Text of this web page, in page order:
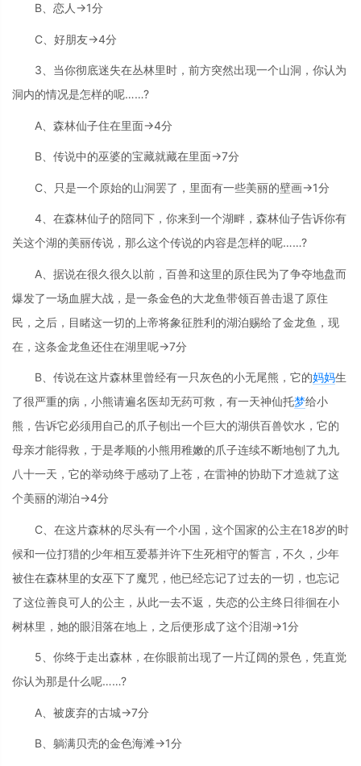
B、恋人→1分
C、好朋友→4分
3、当你彻底迷失在丛林里时，前方突然出现一个山洞，你认为
洞内的情况是怎样的呢……?
A、森林仙子住在里面→4分
B、传说中的巫婆的宝藏就藏在里面→7分
C、只是一个原始的山洞罢了，里面有一些美丽的壁画→1分
4、在森林仙子的陪同下，你来到一个湖畔，森林仙子告诉你有
关这个湖的美丽传说，那么这个传说的内容是怎样的呢……?
A、据说在很久很久以前，百兽和这里的原住民为了争夺地盘而
爆发了一场血腥大战，是一条金色的大龙鱼带领百兽击退了原住
民，之后，目睹这一切的上帝将象征胜利的湖泊赐给了金龙鱼，现
在，这条金龙鱼还住在湖里呢→7分
B、传说在这片森林里曾经有一只灰色的小无尾熊，它的妈妈生
了很严重的病，小熊请遍名医却无药可救，有一天神仙托梦给小
熊，告诉它必须用自己的爪子刨出一个巨大的湖供百兽饮水，它的
母亲才能得救，于是孝顺的小熊用稚嫩的爪子连续不断地刨了九九
八十一天，它的举动终于感动了上苍，在雷神的协助下才造就了这
个美丽的湖泊→4分
C、在这片森林的尽头有一个小国，这个国家的公主在18岁的时
候和一位打猎的少年相互爱慕并许下生死相守的誓言，不久，少年
被住在森林里的女巫下了魔咒，他已经忘记了过去的一切，也忘记
了这位善良可人的公主，从此一去不返，失恋的公主终日徘徊在小
树林里，她的眼泪落在地上，之后便形成了这个泪湖→1分
5、你终于走出森林，在你眼前出现了一片辽阔的景色，凭直觉
你认为那是什么呢……?
A、被废弃的古城→7分
B、躺满贝壳的金色海滩→1分